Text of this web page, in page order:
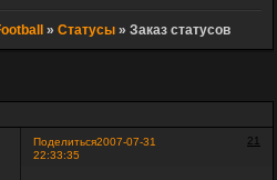
»Статусы »Заказ статусов
Поделиться 21
2007-07-31
22:33:35